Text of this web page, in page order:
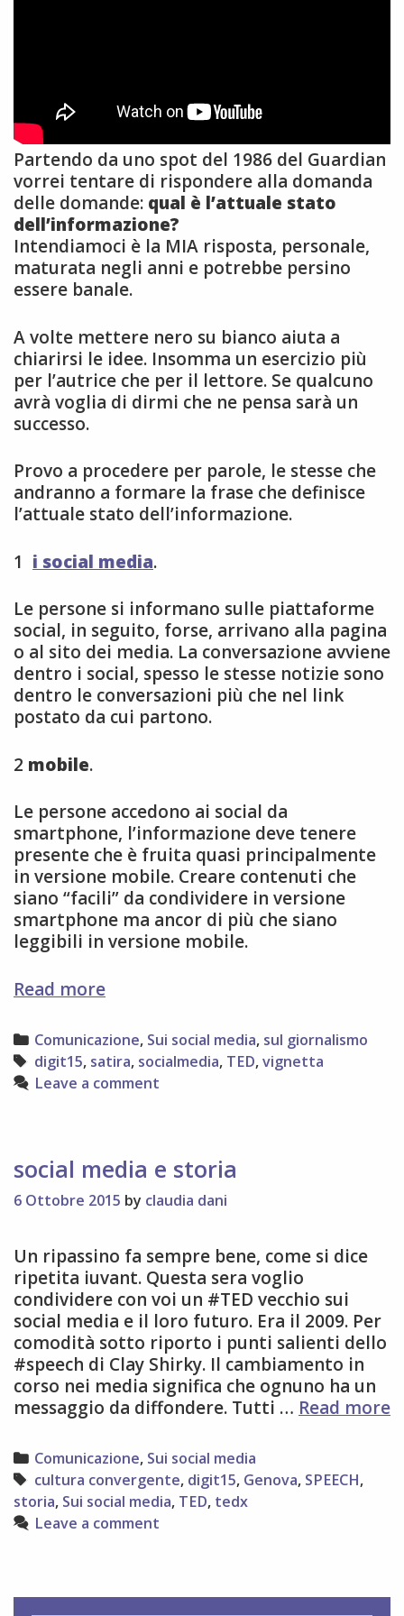
Partendo da uno spot del 1986 del Guardian
vorrei tentare di rispondere alla domanda
delle domande: qual è l’attuale stato
dell’informazione?
Intendiamoci è la MIA risposta, personale,
maturata negli anni e potrebbe persino
essere banale.
A volte mettere nero su bianco aiuta a
chiarirsi le idee. Insomma un esercizio più
per l’autrice che per il lettore. Se qualcuno
avrà voglia di dirmi che ne pensa sarà un
successo.
Provo a procedere per parole, le stesse che
andranno a formare la frase che definisce
l’attuale stato dell’informazione.
1 i social media.
Le persone si informano sulle piattaforme
social, in seguito, forse, arrivano alla pagina
o al sito dei media. La conversazione avviene
dentro i social, spesso le stesse notizie sono
dentro le conversazioni più che nel link
postato da cui partono.
2 mobile.
Le persone accedono ai social da
smartphone, l’informazione deve tenere
presente che è fruita quasi principalmente
in versione mobile. Creare contenuti che
siano “facili” da condividere in versione
smartphone ma ancor di più che siano
leggibili in versione mobile.
Read morel’
dell’informazione
e
del
giornalismo
Categories
Comunicazione, Sui social media, sul giornalismo
Tags
digit15, satira, socialmedia, TED,vignetta
Leave a comment
social media e storia
6 Ottobre 2015 by claudia dani
Un ripassino fa sempre bene, come si dice
ripetita iuvant. Questa sera voglio
condividere con voi un #TED vecchio sui
social media e il loro futuro. Era il 2009. Per
comodità sotto riporto i punti salienti dello
#speech di Clay Shirky. Il cambiamento in
corso nei media significa che ognuno ha un
messaggio da diffondere. Tutti … Read more
Categories
Comunicazione, Sui social media
Tags
cultura convergente, digit15, Genova, SPEECH,
storia, Sui social media, TED, tedx
Leave a comment